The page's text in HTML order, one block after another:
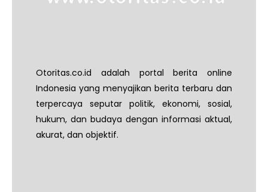
Otoritas.co.id adalah portal berita online
Indonesia yang menyajikan berita terbaru dan
terpercaya seputar politik, ekonomi, sosial,
hukum, dan budaya dengan informasi aktual,
akurat, dan objektif.